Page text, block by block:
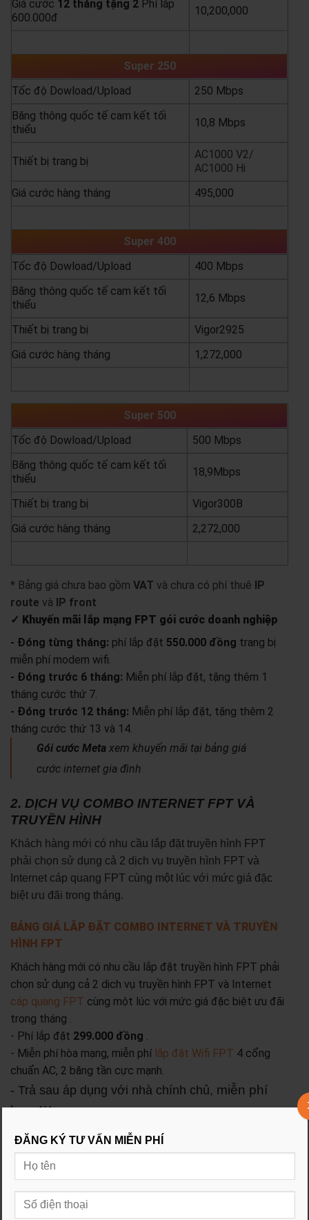
Giá cước 12 tháng tặng 2 Phí lắp
600.000đ
10,200,000
Super 250
Tốc độ Dowload/Upload
250 Mbps
Băng thông quốc tế cam kết tối
thiểu
10,8 Mbps
Thiết bị trang bị
AC1000 V2/
AC1000 Hi
Giá cước hàng tháng
495,000
Super 400
Tốc độ Dowload/Upload
400 Mbps
Băng thông quốc tế cam kết tối
thiểu
12,6 Mbps
Thiết bị trang bị
Vigor2925
Giá cước hàng tháng
1,272,000
Super 500
Tốc độ Dowload/Upload
500 Mbps
Băng thông quốc tế cam kết tối
thiểu
18,9Mbps
Thiết bị trang bị
Vigor300B
Giá cước hàng tháng
2,272,000
* Bảng giá chưa bao gồm VAT và chưa có phí thuê IP
route và IP front
✓ Khuyến mãi lắp mạng FPT gói cước doanh nghiệp
- Đóng từng tháng: phí lắp đặt 550.000 đồng trang bị
miễn phí modem wifi.
- Đóng trước 6 tháng: Miễn phí lắp đặt, tặng thêm 1
tháng cước thứ 7.
- Đóng trước 12 tháng: Miễn phí lắp đặt, tặng thêm 2
tháng cước thứ 13 và 14.
Gói cước Meta xem khuyến mãi tại bảng giá
cước internet gia đình
2. DỊCH VỤ COMBO INTERNET FPT VÀ
TRUYỀN HÌNH
Khách hàng mới có nhu cầu lắp đặt truyền hình FPT
phải chọn sử dụng cả 2 dịch vụ truyền hình FPT và
Internet cáp quang FPT cùng một lúc với mức giá đặc
biệt ưu đãi trong tháng.
BẢNG GIÁ LẮP ĐẶT COMBO INTERNET VÀ TRUYỀN
HÌNH FPT
Khách hàng mới có nhu cầu lắp đặt truyền hình FPT phải
chọn sử dụng cả 2 dịch vụ truyền hình FPT và Internet
cáp quang FPT cùng một lúc với mức giá đặc biệt ưu đãi
trong tháng .
- Phí lắp đặt 299.000 đồng
- Miễn phí hòa mạng, miễn phí lắp đặt Wifi FPT 4 cổng
chuẩn AC, 2 băng tần cực mạnh.
- Trả sau áp dụng với nhà chính chủ, miễn phí
box 4K
- Trả trước 6 tháng Phí khởi tạo
phí box 4K.
- Trả trước
miễn phí box 4K, tặng thêm 1 tháng cước thứ13.
* LƯU Ý: MIỄN PHÍ HÒA MẠNG CHỈ ÁP DỤNG VỚI
ĐĂNG KÝ TƯ VẤN MIỄN PHÍ